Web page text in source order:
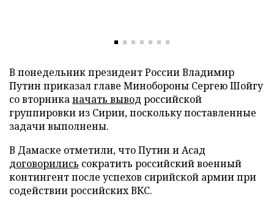
В понедельник президент России Владимир
Путин приказал главе Минобороны Сергею Шойгу
со вторниканачать вывод российской
группировки из Сирии, поскольку поставленные
задачи выполнены.
В Дамаске отметили, что Путин и Асад
договорились сократить российский военный
контингент после успехов сирийской армии при
содействии российских ВКС.